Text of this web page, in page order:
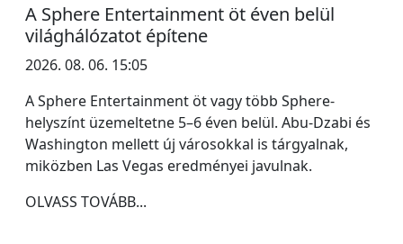
A Sphere Entertainment öt éven belül
világhálózatot építene
2026. 08. 06. 15:05
A Sphere Entertainment öt vagy több Sphere-
helyszínt üzemeltetne 5–6 éven belül. Abu-Dzabi és
Washington mellett új városokkal is tárgyalnak,
miközben Las Vegas eredményei javulnak.
OLVASS TOVÁBB...